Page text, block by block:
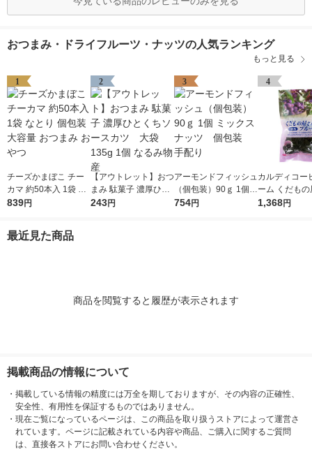
おつまみ・ドライフルーツ・ナッツの人気ランキング
もっと見る
1
チーズかまぼこ チー
カマ 約50本入 1袋 な
とり 個包装 大容量 お
839円
2
【アウトレット】おつ
まみ 駄菓子 濃厚ひと
くちソースカツ 大
243円
3
アーモンドフィッシュ
（個包装）90ｇ 1個
ミックスナッツ 個包
754円
4
カルディコー
ーム くだも
のプルーン
1,368円
最近見た商品
商品を閲覧すると履歴が表示されます
掲載商品の情報について
・ 掲載している情報の精度には万全を期しておりますが、その内容の正確性、
安全性、有用性を保証するものではありません。
・ 現在ご覧になっているページは、この商品を取り扱うストアによって運営さ
れています。ページに記載されている内容や商品、ご購入に関するご質問
は、直接各ストアにお問い合わせください。